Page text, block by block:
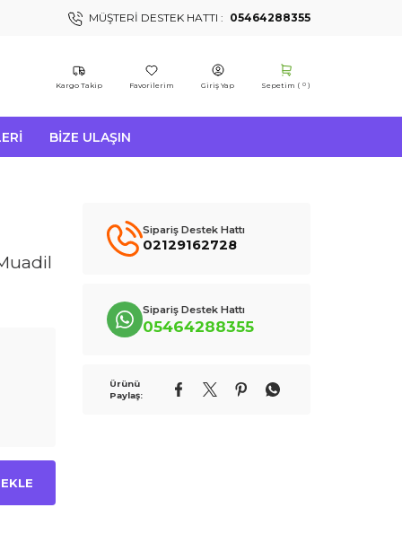
MÜŞTERI DESTEK HATTI : 05464288355
Kargo Takip Favorilerim Giriş Yap Sepetim ( 0 )
BIZE ULAŞIN
Sipariş Destek Hattı
02129162728
Sipariş Destek Hattı
05464288355
Ürünü
Paylaş: